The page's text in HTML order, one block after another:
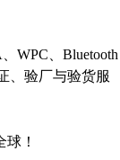
WPC、Bluetooth
、验厂与验货服
！